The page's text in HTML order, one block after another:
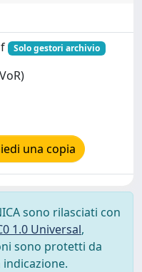
Solo gestori archivio
una copia
sono rilasciati con
1.0 Universal,
sono protetti da